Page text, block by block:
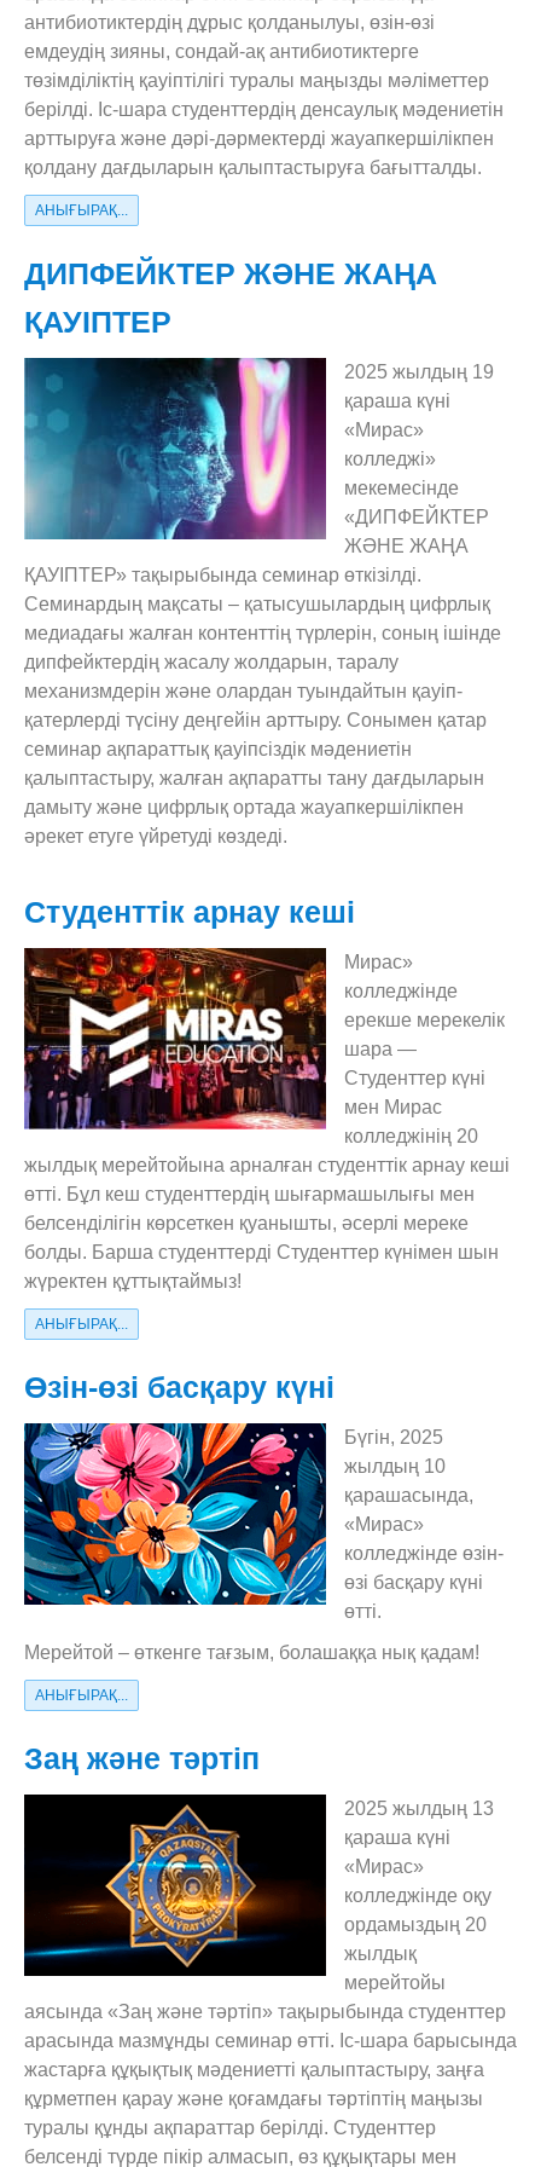
антибиотиктердің дұрыс қолданылуы, өзін-өзі
емдеудің зияны, сондай-ақ антибиотиктерге
төзімділіктің қауіптілігі туралы маңызды мәліметтер
берілді. Іс-шара студенттердің денсаулық мәдениетін
арттыруға және дәрі-дәрмектерді жауапкершілікпен
қолдану дағдыларын қалыптастыруға бағытталды.
АНЫҒЫРАҚ...
ДИПФЕЙКТЕР ЖӘНЕ ЖАҢА
ҚАУІПТЕР
2025 жылдың 19
қараша күні
«Мирас»
колледжі»
мекемесінде
«ДИПФЕЙКТЕР
ЖӘНЕ ЖАҢА
ҚАУІПТЕР» тақырыбында семинар өткізілді.
Семинардың мақсаты – қатысушылардың цифрлық
медиадағы жалған контенттің түрлерін, соның ішінде
дипфейктердің жасалу жолдарын, таралу
механизмдерін және олардан туындайтын қауіп-
қатерлерді түсіну деңгейін арттыру. Сонымен қатар
семинар ақпараттық қауіпсіздік мәдениетін
қалыптастыру, жалған ақпаратты тану дағдыларын
дамыту және цифрлық ортада жауапкершілікпен
әрекет етуге үйретуді көздеді.
Студенттік арнау кеші
Мираc»
колледжінде
ерекше мерекелік
шара —
Студенттер күні
мен Мираc
колледжінің 20
жылдық мерейтойына арналған студенттік арнау кеші
өтті. Бұл кеш студенттердің шығармашылығы мен
белсенділігін көрсеткен қуанышты, әсерлі мереке
болды. Барша студенттерді Студенттер күнімен шын
жүректен құттықтаймыз!
АНЫҒЫРАҚ...
Өзін-өзі басқару күні
Бүгін, 2025
жылдың 10
қарашасында,
«Мирас»
колледжінде өзін-
өзі басқару күні
өтті.
Мерейтой – өткенге тағзым, болашаққа нық қадам!
АНЫҒЫРАҚ...
Заң және тәртіп
2025 жылдың 13
қараша күні
«Мирас»
колледжінде оқу
ордамыздың 20
жылдық
мерейтойы
аясында «Заң және тәртіп» тақырыбында студенттер
арасында мазмұнды семинар өтті. Іс-шара барысында
жастарға құқықтық мәдениетті қалыптастыру, заңға
құрметпен қарау және қоғамдағы тәртіптің маңызы
туралы құнды ақпараттар берілді. Студенттер
белсенді түрде пікір алмасып, өз құқықтары мен